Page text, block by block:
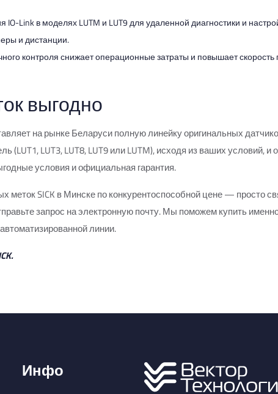
IO-Link в моделях LUTM и LUT9 для удаленной диагностики и
и дистанции.
контроля снижает операционные затраты и повышает
выгодно
на рынке Беларуси полную линейку оригинальных
LUT3, LUT8, LUT9 или LUTM), исходя из ваших условий, и
условия и официальная гарантия.
меток SICK в Минске по конкурентоспособной цене — просто
запрос на электронную почту. Мы поможем купить
линии.
.
Инфо